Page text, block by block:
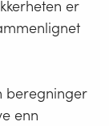
er
beregninger
enn